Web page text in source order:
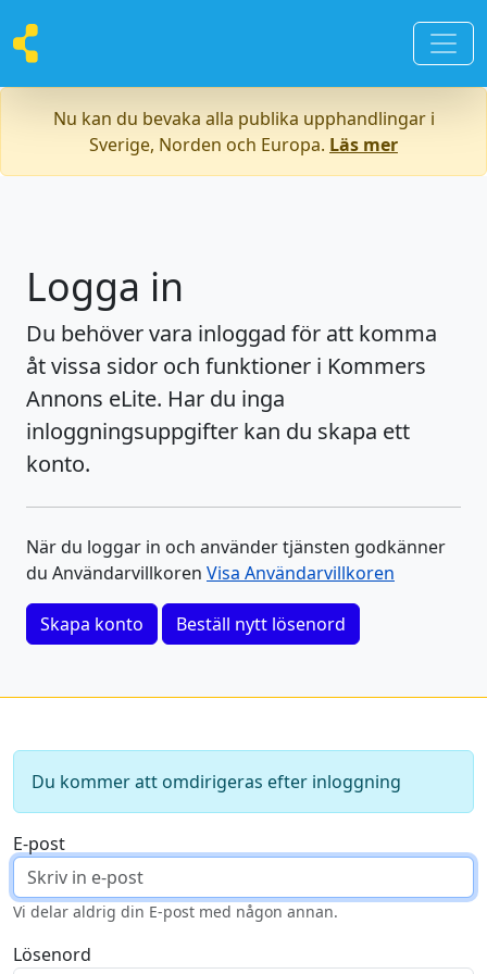
Nu kan du bevaka alla publika upphandlingar i
Sverige, Norden och Europa. Läs mer
Logga in
Du behöver vara inloggad för att komma
åt vissa sidor och funktioner i Kommers
Annons eLite. Har du inga
inloggningsuppgifter kan du skapa ett
konto.
När du loggar in och använder tjänsten godkänner
du Användarvillkoren Visa Användarvillkoren
Skapa konto Beställ nytt lösenord
Du kommer att omdirigeras efter inloggning
E-post
Vi delar aldrig din E-post med någon annan.
Lösenord